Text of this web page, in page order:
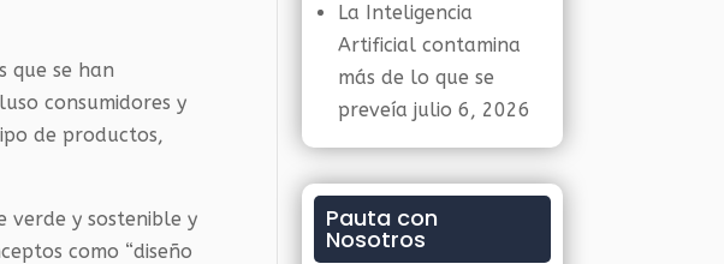
que se han
consumidores y
de productos,
verde y sostenible y
como “diseño
La Inteligencia
Artificial contamina
más de lo que se
preveía julio 6, 2026
Pauta con
Nosotros